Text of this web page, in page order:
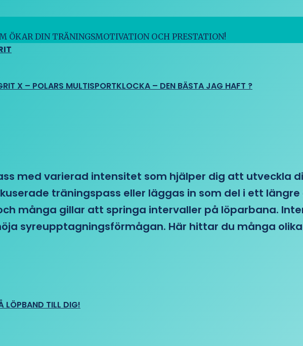
ÖKAR DIN TRÄNINGSMOTIVATION OCH PRESTATION!
X – POLARS MULTISPORTKLOCKA – DEN BÄSTA JAG HAFT ?
med varierad intensitet som hjälper dig att utveckla
träningspass eller läggas in som del i ett
många gillar att springa intervaller på löparbana.
syreupptagningsförmågan. Här hittar du många
LÖPBAND TILL DIG!